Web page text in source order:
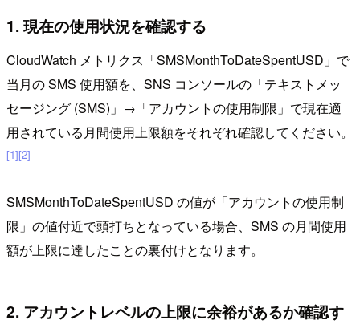
1. 現在の使用状況を確認する
CloudWatch メトリクス「SMSMonthToDateSpentUSD」で
当月の SMS 使用額を、SNS コンソールの「テキストメッ
セージング (SMS)」→「アカウントの使用制限」で現在適
用されている月間使用上限額をそれぞれ確認してください。
[1][2]
SMSMonthToDateSpentUSD の値が「アカウントの使用制
限」の値付近で頭打ちとなっている場合、SMS の月間使用
額が上限に達したことの裏付けとなります。
2. アカウントレベルの上限に余裕があるか確認す